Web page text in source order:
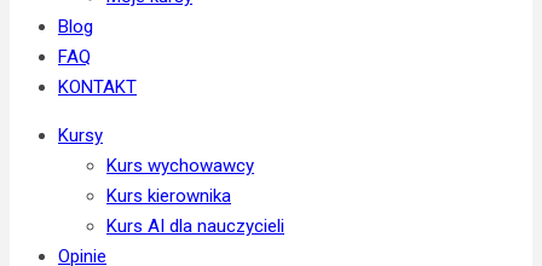
Blog
FAQ
KONTAKT
Kursy
Kurs wychowawcy
Kurs kierownika
Kurs AI dla nauczycieli
Opinie